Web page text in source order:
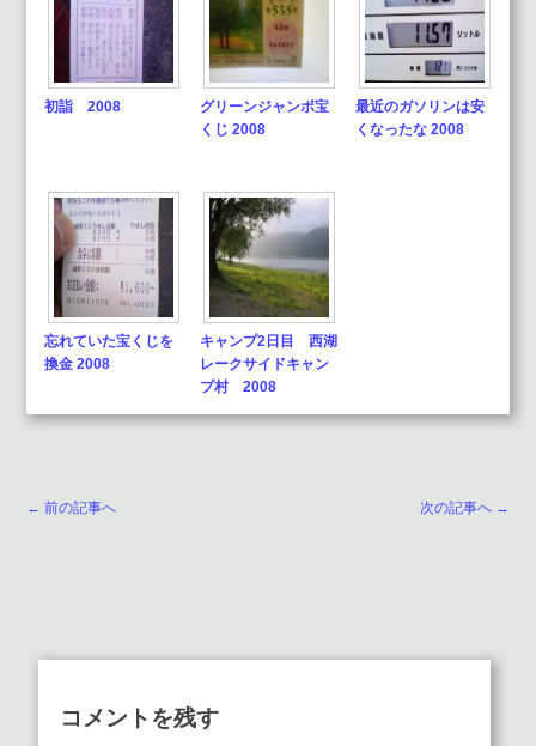
初詣 2008
グリーンジャンボ宝
くじ 2008
最近のガソリンは安
くなったな 2008
忘れていた宝くじを
換金 2008
キャンプ2日目 西湖
レークサイドキャン
プ村 2008
← 前の記事へ 次の記事へ →
コメントを残す